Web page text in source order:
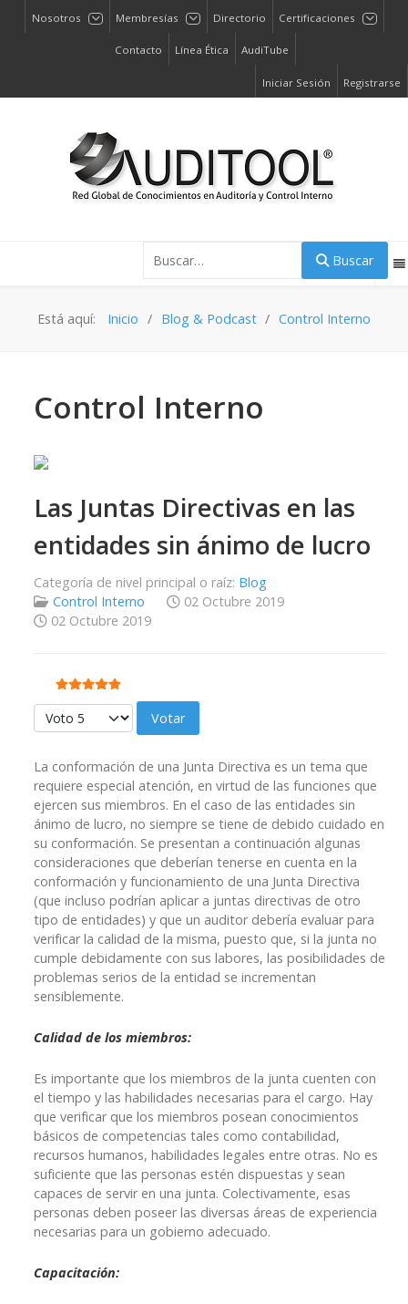
Nosotros Membresías Directorio Certificaciones
Contacto Línea Ética AudiTube
Iniciar Sesión Registrarse
Buscar
Está aquí: Inicio Blog & Podcast Control Interno
Control Interno
Las Juntas Directivas en las
entidades sin ánimo de lucro
Categoría de nivel principal o raíz: Blog
Control Interno
02 Octubre 2019
02 Octubre 2019
Ratio:5/5
Por favor, vote
La conformación de una Junta Directiva es un tema que
requiere especial atención, en virtud de las funciones que
ejercen sus miembros. En el caso de las entidades sin
ánimo de lucro, no siempre se tiene de debido cuidado en
su conformación. Se presentan a continuación algunas
consideraciones que deberían tenerse en cuenta en la
conformación y funcionamiento de una Junta Directiva
(que incluso podrían aplicar a juntas directivas de otro
tipo de entidades) y que un auditor debería evaluar para
verificar la calidad de la misma, puesto que, si la junta no
cumple debidamente con sus labores, las posibilidades de
problemas serios de la entidad se incrementan
sensiblemente.
Calidad de los miembros:
Es importante que los miembros de la junta cuenten con
el tiempo y las habilidades necesarias para el cargo. Hay
que verificar que los miembros posean conocimientos
básicos de competencias tales como contabilidad,
recursos humanos, habilidades legales entre otras. No es
suficiente que las personas estén dispuestas y sean
capaces de servir en una junta. Colectivamente, esas
personas deben poseer las diversas áreas de experiencia
necesarias para un gobierno adecuado.
Capacitación: